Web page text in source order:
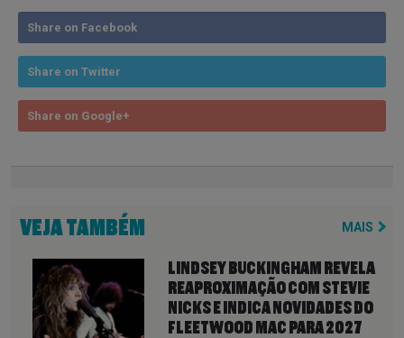
Share on Facebook
Share on Twitter
Share on Google+
VEJA TAMBÉM MAIS
LINDSEY BUCKINGHAM REVELA
REAPROXIMAÇÃO COM STEVIE
NICKS E INDICA NOVIDADES DO
FLEETWOOD MAC PARA 2027